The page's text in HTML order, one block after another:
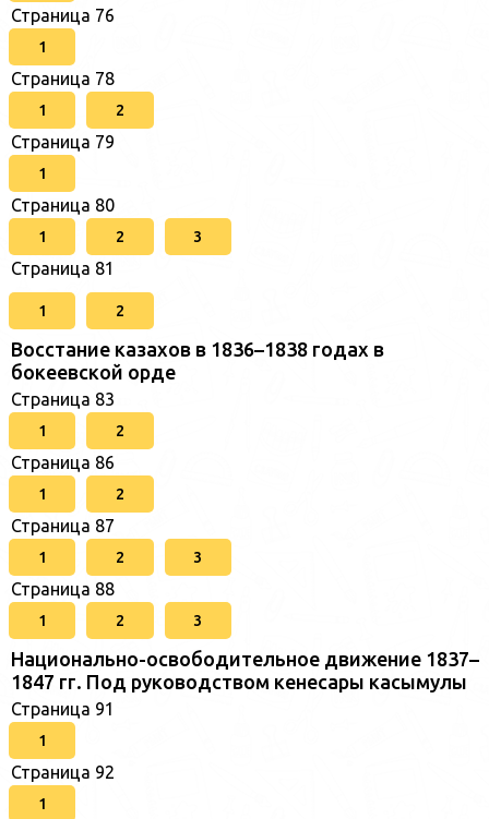
Страница 76
1
Страница 78
1 2
Страница 79
1
Страница 80
1 2 3
Страница 81
1 2
Восстание казахов в 1836–1838 годах в
бокеевской орде
Страница 83
1 2
Страница 86
1 2
Страница 87
1 2 3
Страница 88
1 2 3
Национально-освободительное движение 1837–
1847 гг. Под руководством кенесары касымулы
Страница 91
1
Страница 92
1